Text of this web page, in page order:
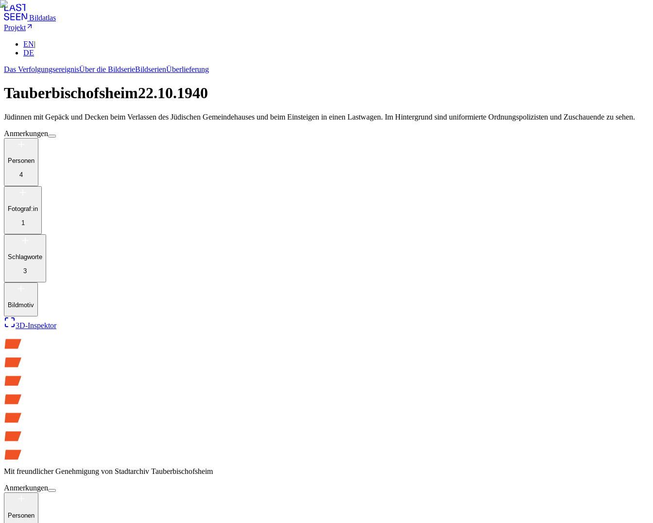
Bildatlas
Projekt
EN|
DE
Das VerfolgungsereignisÜber die BildserieBildserienÜberlieferung
Tauberbischofsheim22.10.1940
Jüdinnen mit Gepäck und Decken beim Verlassen des Jüdischen Gemeindehauses und beim Einsteigen in einen Lastwagen. Im Hintergrund sind uniformierte Ordnungspolizisten und Zuschauende zu sehen.
Anmerkungen
Personen
4
Fotograf:in
1
Schlagworte
3
Bildmotiv
3D-Inspektor
Mit freundlicher Genehmigung von Stadtarchiv Tauberbischofsheim
Anmerkungen
Personen